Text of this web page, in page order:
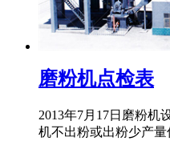
磨粉机点检表
2013年7月17日磨粉机
机不出粉或出粉少产